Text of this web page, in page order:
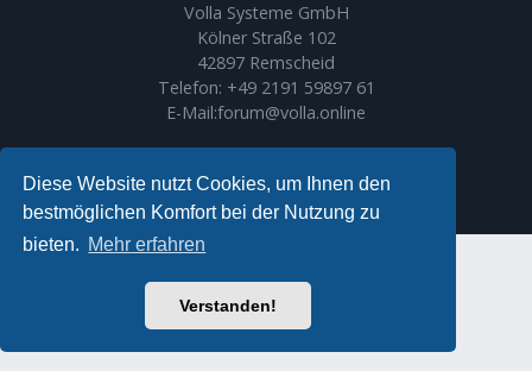
Diese Website nutzt Cookies, um Ihnen den
bestmöglichen Komfort bei der Nutzung zu
bieten. Mehr erfahren
Verstanden!
Volla Systeme GmbH
Kölner Straße 102
42897 Remscheid
Telefon: +49 2191 59897 61
E-Mail:forum@volla.online
Ariki Theme byGramziu